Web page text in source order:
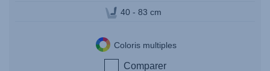
40 - 83 cm
Coloris multiples
Comparer